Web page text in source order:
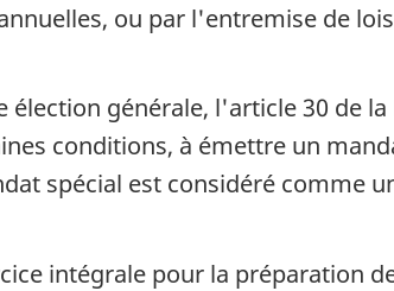
ou par l'entremise de
générale, l'article 30 de
conditions, à émettre un
spécial est considéré comme
intégrale pour la préparation